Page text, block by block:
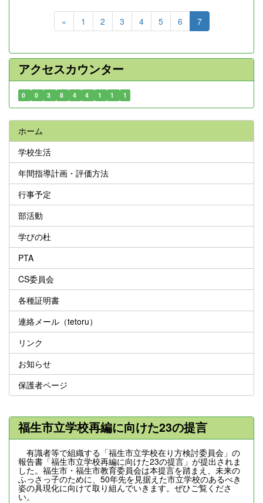
« 1 2 3 4 5 6 7
アクセスカウンター
0 0 3 8 4 4 1 1 1
ホーム
学校生活
年間指導計画・評価方法
行事予定
部活動
学びの杜
PTA
CS委員会
各種証明書
連絡メール（tetoru）
リンク
お知らせ
保護者ページ
福生市立学校再編に向けた23の提言
有識者等で組織する「福生市立学校在り方検討委員会」の
報告書「福生市立学校再編に向けた23の提言」が提出されま
した。福生市・福生市教育委員会は本提言を踏まえ、未来の
ふっさっ子のために、50年先を見据えた市立学校のあるべき
姿の具現化に向けて取り組んでいきます。ぜひご覧くださ
い。